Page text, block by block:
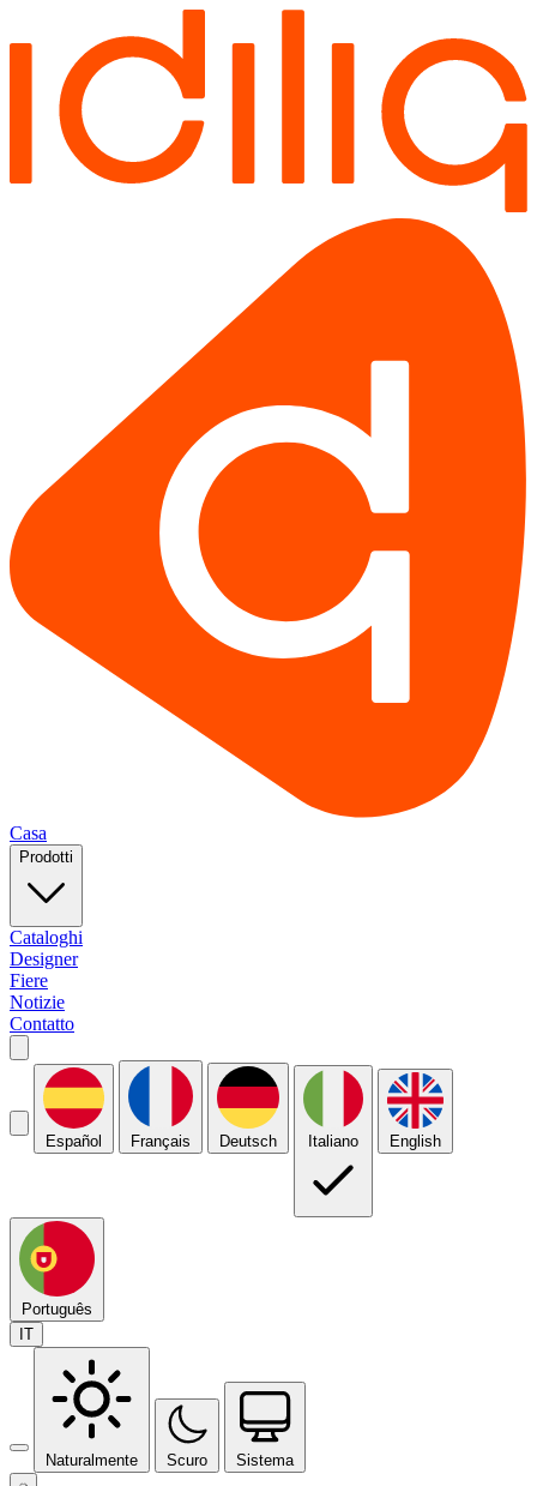
Casa
Prodotti
Cataloghi
Designer
Fiere
Notizie
Contatto
Español Français Deutsch Italiano English
Português
IT
Naturalmente Scuro Sistema